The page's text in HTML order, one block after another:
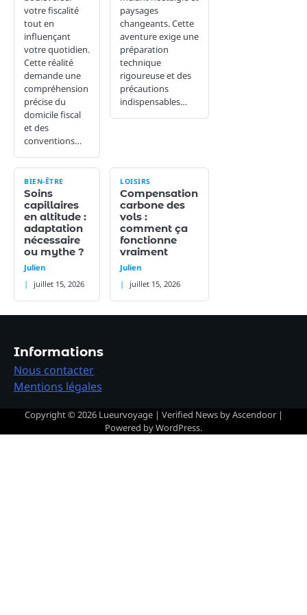
votre fiscalité
tout en
influençant
votre quotidien.
Cette réalité
demande une
compréhension
précise du
domicile fiscal
et des
conventions…
paysages
changeants. Cette
aventure exige une
préparation
technique
rigoureuse et des
précautions
indispensables…
BIEN-ÊTRE
Soins
capillaires
en altitude :
adaptation
nécessaire
ou mythe ?
Julien
juillet 15, 2026
LOISIRS
Compensation
carbone des
vols :
comment ça
fonctionne
vraiment
Julien
juillet 15, 2026
Informations
Nous contacter
Mentions légales
Copyright © 2026 Lueurvoyage| Verified News byAscendoor|
Powered byWordPress.